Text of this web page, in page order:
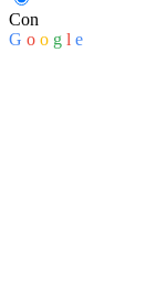
Con
G o o g l e